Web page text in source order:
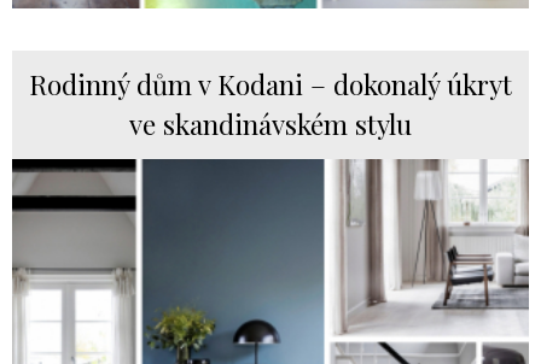
Rodinný dům v Kodani – dokonalý úkryt
ve skandinávském stylu